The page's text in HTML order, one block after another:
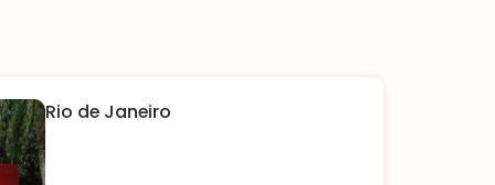
Rio de Janeiro